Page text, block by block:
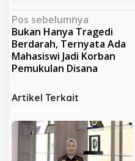
N
a
v
i
g
a
s
Pos sebelumnya
Bukan Hanya Tragedi
Berdarah, Ternyata Ada
Mahasiswi Jadi Korban
Pemukulan Disana
Artikel Terkait